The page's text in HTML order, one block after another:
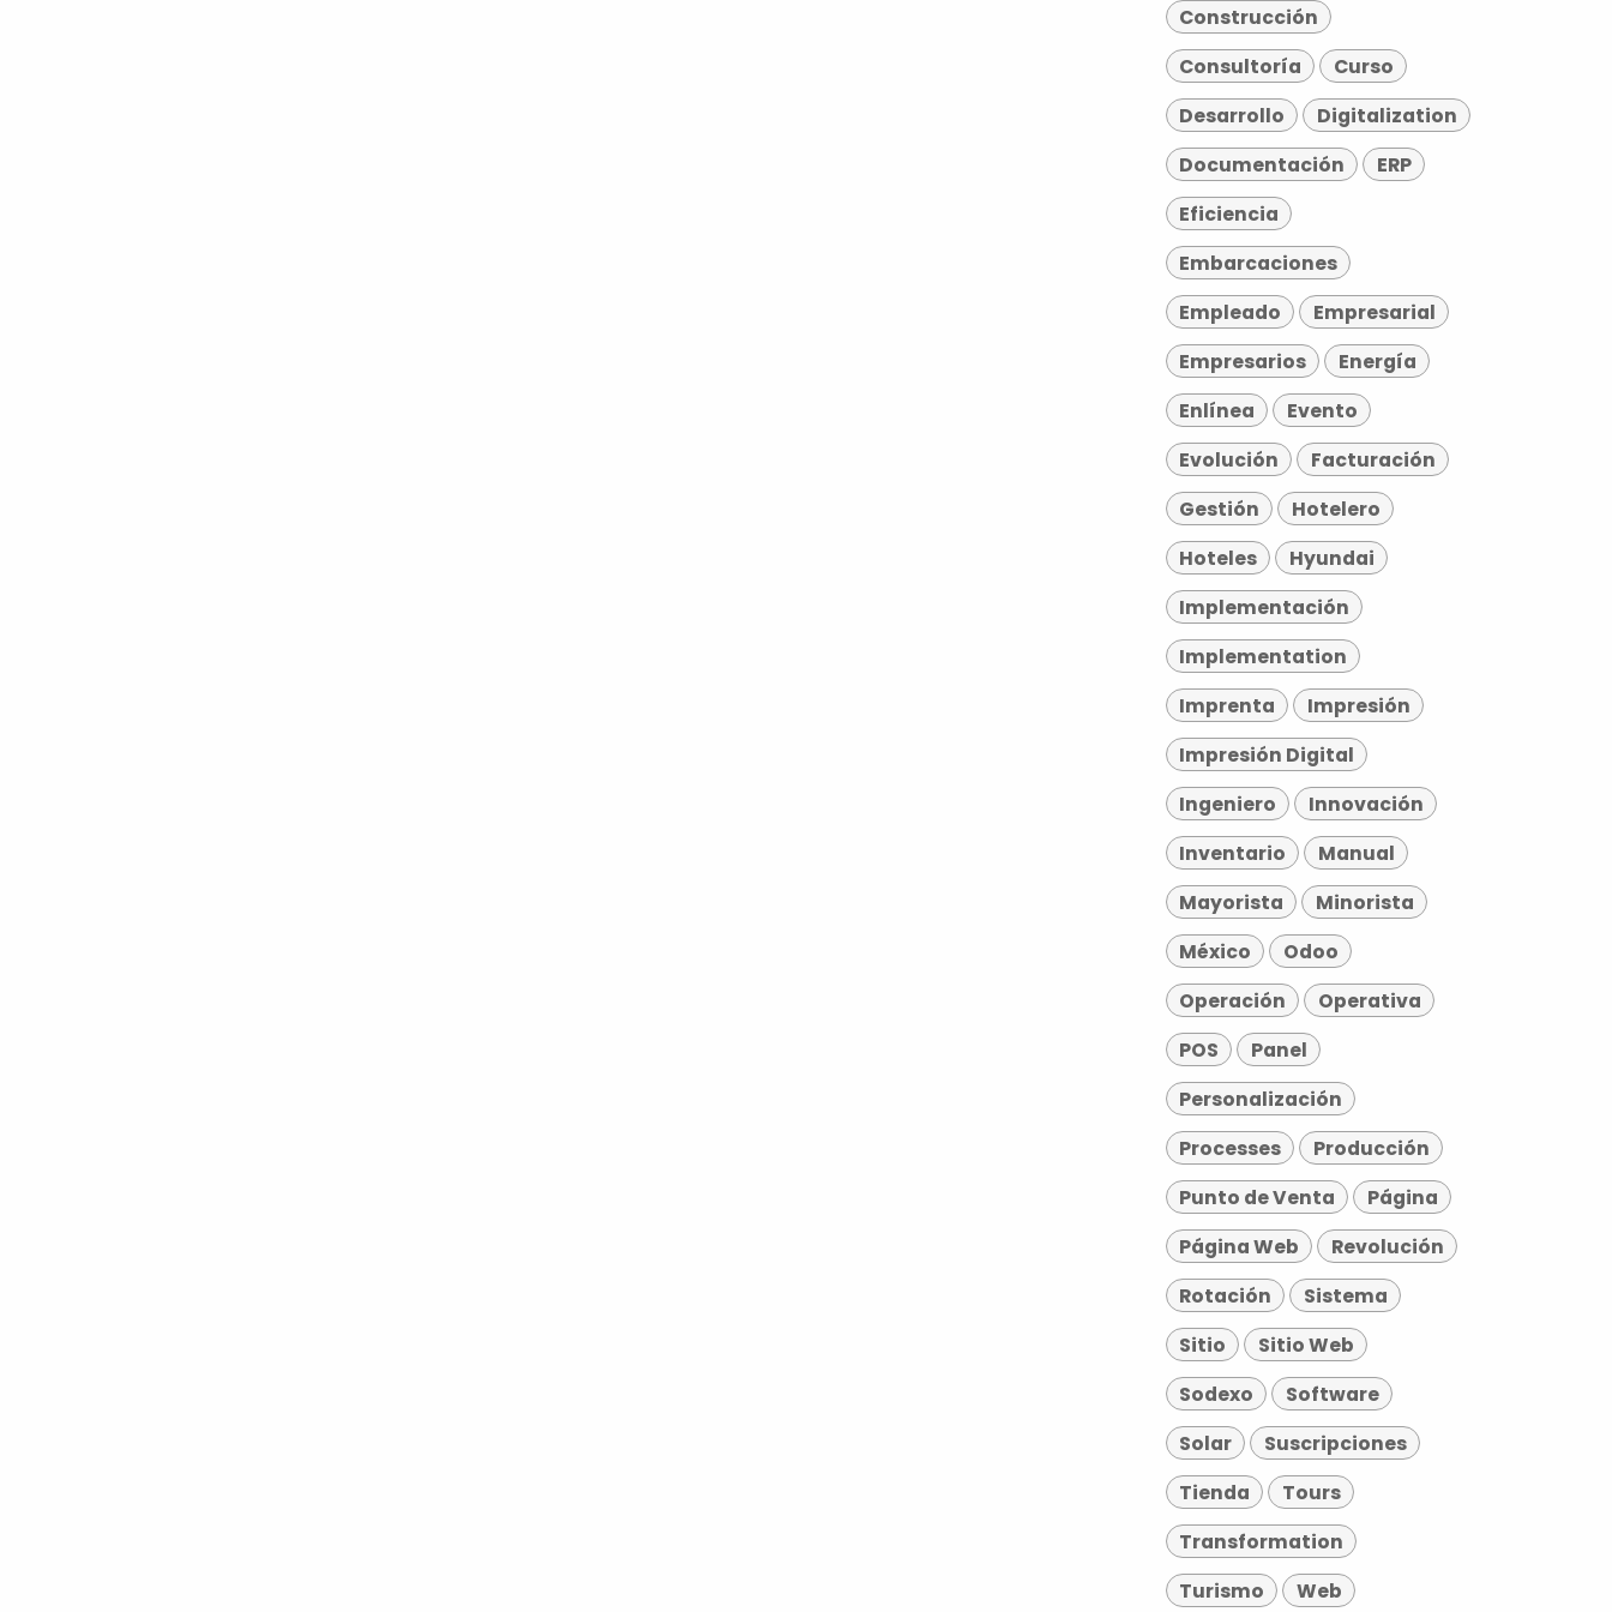
Construcción
Consultoría
Curso
Desarrollo
Digitalization
Documentación
ERP
Eficiencia
Embarcaciones
Empleado
Empresarial
Empresarios
Energía
Enlínea
Evento
Evolución
Facturación
Gestión
Hotelero
Hoteles
Hyundai
Implementación
Implementation
Imprenta
Impresión
Impresión Digital
Ingeniero
Innovación
Inventario
Manual
Mayorista
Minorista
México
Odoo
Operación
Operativa
POS
Panel
Personalización
Processes
Producción
Punto de Venta
Página
Página Web
Revolución
Rotación
Sistema
Sitio
Sitio Web
Sodexo
Software
Solar
Suscripciones
Tienda
Tours
Transformation
Turismo
Web